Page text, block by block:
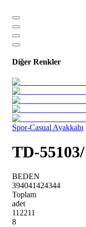
Diğer Renkler
Spor-Casual Ayakkabı
TD-
BEDEN
394041424344
Toplam
adet
112211
8